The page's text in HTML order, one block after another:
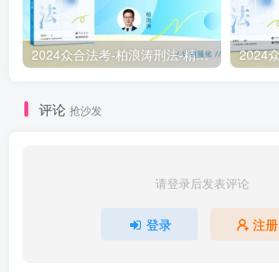
2024众合法考-柏浪涛刑法-精讲卷pdf电子版（附视频1-76全）
评论 抢沙发
请登录后发表评论
登录 注册